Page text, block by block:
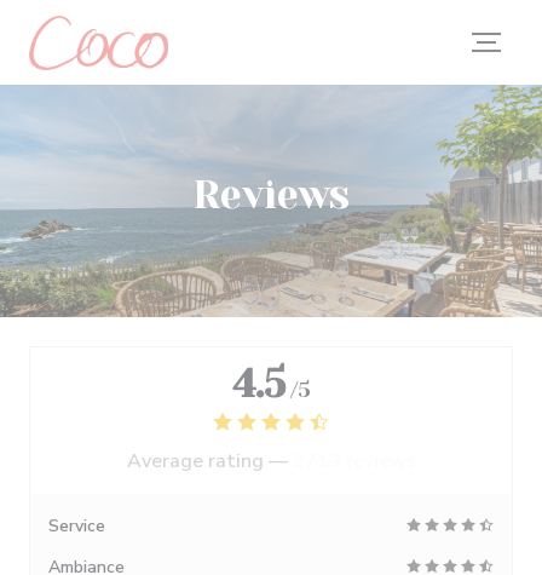
Personalizing your cookie choices
Reviews
4.5 /5
Average rating —
Service
Ambiance